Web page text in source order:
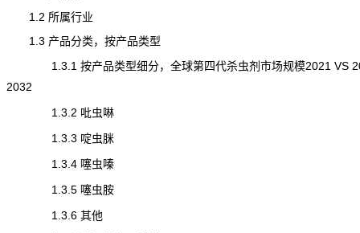
1.2 所属行业
1.3 产品分类，按产品类型
1.3.1 按产品类型细分，全球第四代杀虫剂市场规模2021 VS
2032
1.3.2 吡虫啉
1.3.3 啶虫脒
1.3.4 噻虫嗪
1.3.5 噻虫胺
1.3.6 其他